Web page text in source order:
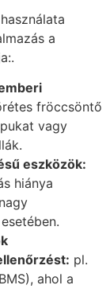
a
fröccsöntő
vagy
eszközök:
hiánya
pl.
ahol a